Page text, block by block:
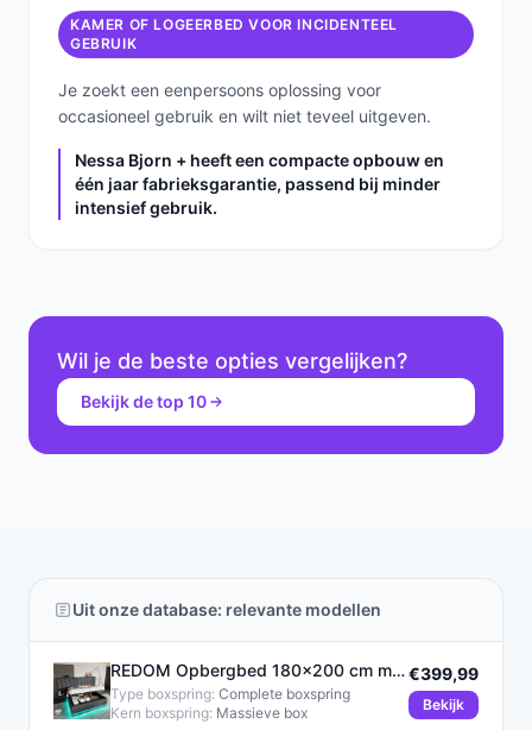
KAMER OF LOGEERBED VOOR INCIDENTEEL
GEBRUIK
Je zoekt een eenpersoons oplossing voor
occasioneel gebruik en wilt niet teveel uitgeven.
Nessa Bjorn + heeft een compacte opbouw en
één jaar fabrieksgarantie, passend bij minder
intensief gebruik.
Wil je de beste opties vergelijken?
Bekijk de top 10
Uit onze database: relevante modellen
REDOM Opbergbed 180x200 cm met
Hydraulisch Liftsysteem en
Type boxspring: Complete boxspring
Kern boxspring: Massieve box
€399,99
Bekijk